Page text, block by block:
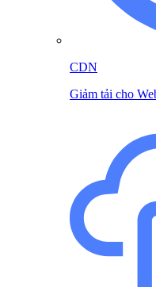
CDN
Giảm tải cho